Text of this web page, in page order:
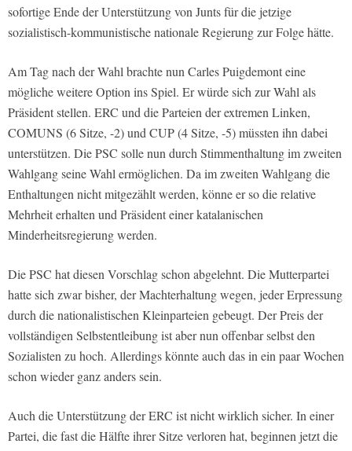
sofortige Ende der Unterstützung von Junts für die jetzige
sozialistisch-kommunistische nationale Regierung zur Folge hätte.
Am Tag nach der Wahl brachte nun Carles Puigdemont eine
mögliche weitere Option ins Spiel. Er würde sich zur Wahl als
Präsident stellen. ERC und die Parteien der extremen Linken,
COMUNS (6 Sitze, -2) und CUP (4 Sitze, -5) müssten ihn dabei
unterstützen. Die PSC solle nun durch Stimmenthaltung im zweiten
Wahlgang seine Wahl ermöglichen. Da im zweiten Wahlgang die
Enthaltungen nicht mitgezählt werden, könne er so die relative
Mehrheit erhalten und Präsident einer katalanischen
Minderheitsregierung werden.
Die PSC hat diesen Vorschlag schon abgelehnt. Die Mutterpartei
hatte sich zwar bisher, der Machterhaltung wegen, jeder Erpressung
durch die nationalistischen Kleinparteien gebeugt. Der Preis der
vollständigen Selbstentleibung ist aber nun offenbar selbst den
Sozialisten zu hoch. Allerdings könnte auch das in ein paar Wochen
schon wieder ganz anders sein.
Auch die Unterstützung der ERC ist nicht wirklich sicher. In einer
Partei, die fast die Hälfte ihrer Sitze verloren hat, beginnen jetzt die